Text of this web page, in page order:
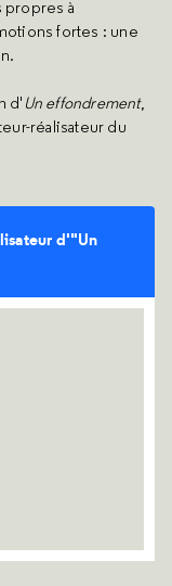
à
fortes : une
d' Un effondrement,
réalisateur du
d'"Un